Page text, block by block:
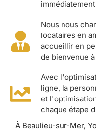
Nous nous
locataires en
accueillir en
de bienvenue
Avec
ligne, la
et
chaque étape
À Beaulieu-sur-Mer,